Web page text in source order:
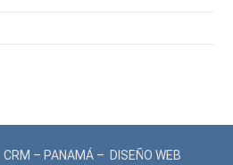
– PANAMÁ – DISEÑO WEB